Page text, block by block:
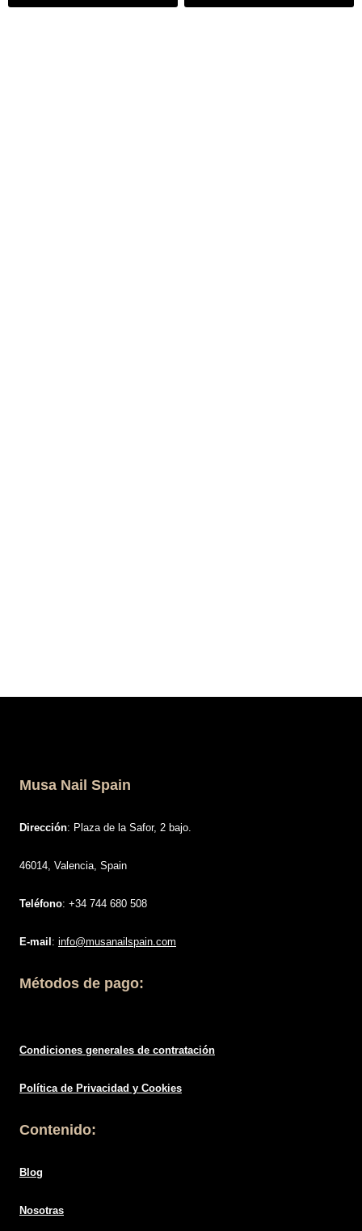
Musa Nail Spain
Dirección: Plaza de la Safor, 2 bajo.
46014, Valencia, Spain
Teléfono: +34 744 680 508
E-mail : info@musanailspain.com
Métodos de pago:
Condiciones generales de contratación
Política de Privacidad y Cookies
Contenido:
Blog
Nosotras